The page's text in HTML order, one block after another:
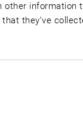
information
they’ve
Best-